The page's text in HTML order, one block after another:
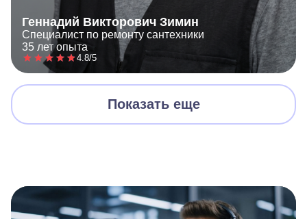
Геннадий Викторович Зимин
Специалист по ремонту сантехники
35 лет опыта
4.8/5
Показать еще